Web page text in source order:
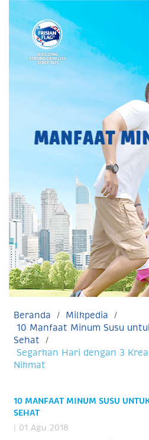
BUILDING
STRONG FAMILIES
SINCE 1871
Beranda
Milkpedia
10 Manfaat Minum Susu
Sehat
Segarkan Hari dengan 3
Nikmat
10 MANFAAT MINUM SUSU
SEHAT
| 01 Agu 2018